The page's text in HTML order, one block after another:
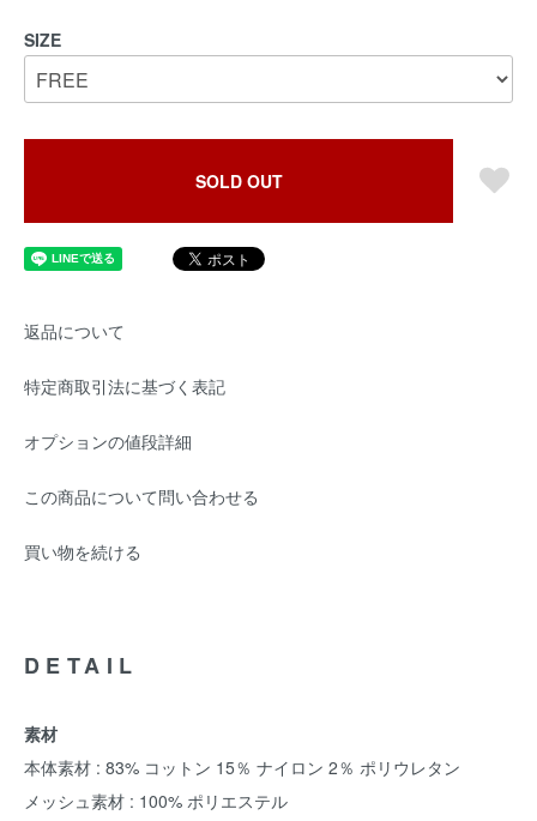
SIZE
SOLD OUT
返品について
特定商取引法に基づく表記
オプションの値段詳細
この商品について問い合わせる
買い物を続ける
DETAIL
素材
本体素材 : 83% コットン 15％ ナイロン 2％ ポリウレタン
メッシュ素材 : 100% ポリエステル